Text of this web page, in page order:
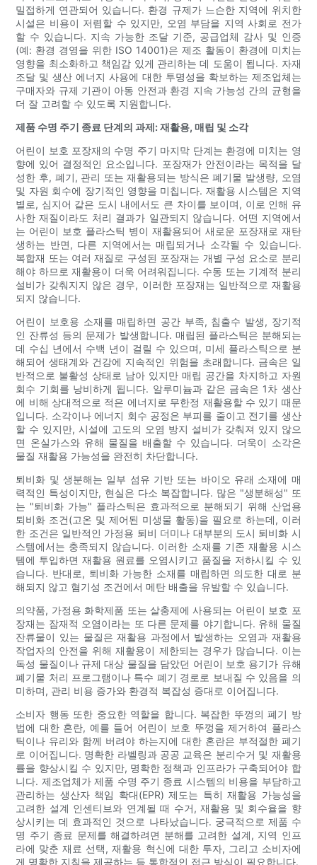
밀접하게 연관되어 있습니다. 환경 규제가 느슨한 지역에 위치한
시설은 비용이 저렴할 수 있지만, 오염 부담을 지역 사회로 전가
할 수 있습니다. 지속 가능한 조달 기준, 공급업체 감사 및 인증
(예: 환경 경영을 위한 ISO 14001)은 제조 활동이 환경에 미치는
영향을 최소화하고 책임감 있게 관리하는 데 도움이 됩니다. 자재
조달 및 생산 에너지 사용에 대한 투명성을 확보하는 제조업체는
구매자와 규제 기관이 아동 안전과 환경 지속 가능성 간의 균형을
더 잘 고려할 수 있도록 지원합니다.
제품 수명 주기 종료 단계의 과제: 재활용, 매립 및 소각
어린이 보호 포장재의 수명 주기 마지막 단계는 환경에 미치는 영
향에 있어 결정적인 요소입니다. 포장재가 안전이라는 목적을 달
성한 후, 폐기, 관리 또는 재활용되는 방식은 폐기물 발생량, 오염
및 자원 회수에 장기적인 영향을 미칩니다. 재활용 시스템은 지역
별로, 심지어 같은 도시 내에서도 큰 차이를 보이며, 이로 인해 유
사한 재질이라도 처리 결과가 일관되지 않습니다. 어떤 지역에서
는 어린이 보호 플라스틱 병이 재활용되어 새로운 포장재로 재탄
생하는 반면, 다른 지역에서는 매립되거나 소각될 수 있습니다.
복합재 또는 여러 재질로 구성된 포장재는 개별 구성 요소로 분리
해야 하므로 재활용이 더욱 어려워집니다. 수동 또는 기계적 분리
설비가 갖춰지지 않은 경우, 이러한 포장재는 일반적으로 재활용
되지 않습니다.
어린이 보호용 소재를 매립하면 공간 부족, 침출수 발생, 장기적
인 잔류성 등의 문제가 발생합니다. 매립된 플라스틱은 분해되는
데 수십 년에서 수백 년이 걸릴 수 있으며, 미세 플라스틱으로 분
해되어 생태계와 건강에 지속적인 위험을 초래합니다. 금속은 일
반적으로 불활성 상태로 남아 있지만 매립 공간을 차지하고 자원
회수 기회를 낭비하게 됩니다. 알루미늄과 같은 금속은 1차 생산
에 비해 상대적으로 적은 에너지로 무한정 재활용할 수 있기 때문
입니다. 소각이나 에너지 회수 공정은 부피를 줄이고 전기를 생산
할 수 있지만, 시설에 고도의 오염 방지 설비가 갖춰져 있지 않으
면 온실가스와 유해 물질을 배출할 수 있습니다. 더욱이 소각은
물질 재활용 가능성을 완전히 차단합니다.
퇴비화 및 생분해는 일부 섬유 기반 또는 바이오 유래 소재에 매
력적인 특성이지만, 현실은 다소 복잡합니다. 많은 "생분해성" 또
는 "퇴비화 가능" 플라스틱은 효과적으로 분해되기 위해 산업용
퇴비화 조건(고온 및 제어된 미생물 활동)을 필요로 하는데, 이러
한 조건은 일반적인 가정용 퇴비 더미나 대부분의 도시 퇴비화 시
스템에서는 충족되지 않습니다. 이러한 소재를 기존 재활용 시스
템에 투입하면 재활용 원료를 오염시키고 품질을 저하시킬 수 있
습니다. 반대로, 퇴비화 가능한 소재를 매립하면 의도한 대로 분
해되지 않고 혐기성 조건에서 메탄 배출을 유발할 수 있습니다.
의약품, 가정용 화학제품 또는 살충제에 사용되는 어린이 보호 포
장재는 잠재적 오염이라는 또 다른 문제를 야기합니다. 유해 물질
잔류물이 있는 물질은 재활용 과정에서 발생하는 오염과 재활용
작업자의 안전을 위해 재활용이 제한되는 경우가 많습니다. 이는
독성 물질이나 규제 대상 물질을 담았던 어린이 보호 용기가 유해
폐기물 처리 프로그램이나 특수 폐기 경로로 보내질 수 있음을 의
미하며, 관리 비용 증가와 환경적 복잡성 증대로 이어집니다.
소비자 행동 또한 중요한 역할을 합니다. 복잡한 뚜껑의 폐기 방
법에 대한 혼란, 예를 들어 어린이 보호 뚜껑을 제거하여 플라스
틱이나 유리와 함께 버려야 하는지에 대한 혼란은 부적절한 폐기
로 이어집니다. 명확한 라벨링과 공공 교육은 분리수거 및 재활용
률을 향상시킬 수 있지만, 명확한 정책과 인프라가 구축되어야 합
니다. 제조업체가 제품 수명 주기 종료 시스템의 비용을 부담하고
관리하는 생산자 책임 확대(EPR) 제도는 특히 재활용 가능성을
고려한 설계 인센티브와 연계될 때 수거, 재활용 및 회수율을 향
상시키는 데 효과적인 것으로 나타났습니다. 궁극적으로 제품 수
명 주기 종료 문제를 해결하려면 분해를 고려한 설계, 지역 인프
라에 맞춘 재료 선택, 재활용 혁신에 대한 투자, 그리고 소비자에
게 명확한 지침을 제공하는 등 통합적인 접근 방식이 필요합니다.